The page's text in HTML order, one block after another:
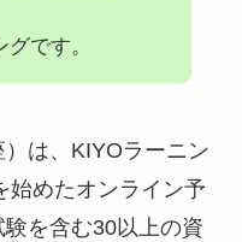
です。
は、KIYOラーニン
始めたオンライン予
を含む30以上の資